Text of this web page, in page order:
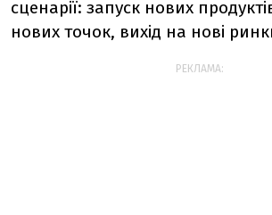
сценарії: запуск нових
нових точок, вихід на нові
РЕКЛАМА: